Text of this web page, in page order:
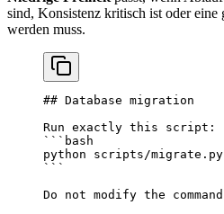
sind, Konsistenz kritisch ist oder eine
werden muss.
## Database migration
Run exactly this script:
```bash
python scripts/migrate.py
```
Do not modify the